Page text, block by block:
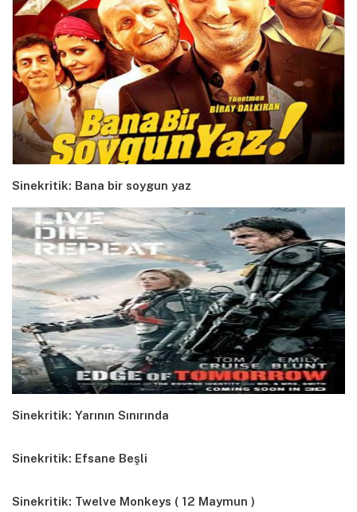
Sinekritik: Bana bir soygun yaz
Sinekritik: Yarının Sınırında
Sinekritik: Efsane Beşli
Sinekritik: Twelve Monkeys ( 12 Maymun )